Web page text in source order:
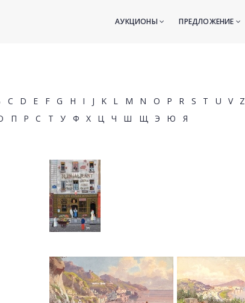
АУКЦИОНЫ ПРЕДЛОЖЕНИЕ
C D E F G H I J K L M N O P R S T U V
Z
П Р С Т У Ф Х Ц Ч Ш Щ Э Ю Я